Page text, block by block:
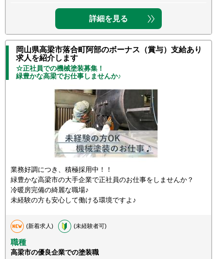
詳細を見る
岡山県高梁市落合町阿部のボーナス（賞与）支給あり
求人を紹介します
☆正社員での機械塗装募集！
緑豊かな高梁でお仕事しませんか♪
業務好調につき、積極採用中！！
緑豊かな高梁市の大手企業で正社員のお仕事をしませんか？
冷暖房完備の綺麗な職場♪
未経験の方も安心して働ける環境ですよ♪
(新着求人) (未経験者可)
職種
高梁市の優良企業での塗装職